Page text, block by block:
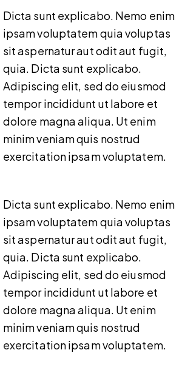
Dicta sunt explicabo. Nemo enim
ipsam voluptatem quia voluptas
sit aspernatur aut odit aut fugit,
quia. Dicta sunt explicabo.
Adipiscing elit, sed do eiusmod
tempor incididunt ut labore et
dolore magna aliqua. Ut enim
minim veniam quis nostrud
exercitation ipsam voluptatem.
Dicta sunt explicabo. Nemo enim
ipsam voluptatem quia voluptas
sit aspernatur aut odit aut fugit,
quia. Dicta sunt explicabo.
Adipiscing elit, sed do eiusmod
tempor incididunt ut labore et
dolore magna aliqua. Ut enim
minim veniam quis nostrud
exercitation ipsam voluptatem.